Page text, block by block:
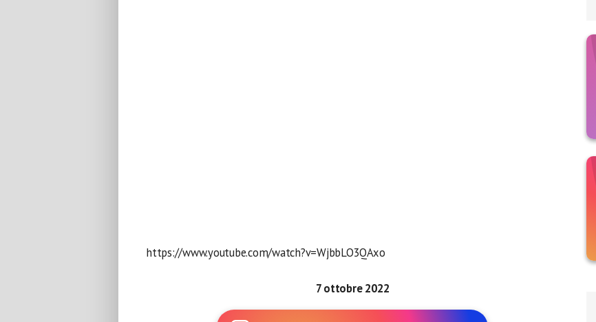
https://www.youtube.com/watch?v=WjbbLO3QAxo
7 ottobre 2022